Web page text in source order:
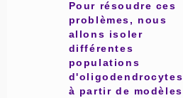
Pour résoudre ces
problèmes, nous
allons isoler
différentes
populations
d'oligodendrocytes
à partir de modèles